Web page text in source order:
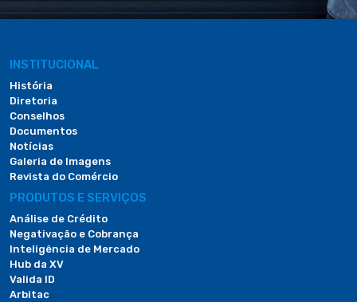
INSTITUCIONAL
História
Diretoria
Conselhos
Documentos
Notícias
Galeria de Imagens
Revista do Comércio
PRODUTOS E SERVIÇOS
Análise de Crédito
Negativação e Cobrança
Inteligência de Mercado
Hub da XV
Valida ID
Arbitac